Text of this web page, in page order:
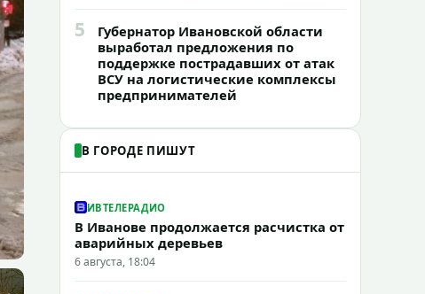
5
Губернатор Ивановской области
выработал предложения по
поддержке пострадавших от атак
ВСУ на логистические комплексы
предпринимателей
В ГОРОДЕ ПИШУТ
ИВТЕЛЕРАДИО
В Иванове продолжается расчистка от
аварийных деревьев
6 августа, 18:04